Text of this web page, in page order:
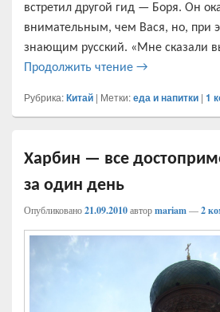
встретил другой гид — Боря. Он
внимательным, чем Вася, но, при
знающим русский. «Мне сказали
Продолжить чтение Пекин — от
→
Рубрика:Китай | Метки:еда и напитки | 1
Харбин — все
за один день
Опубликовано21.09.2010авторmariam—2